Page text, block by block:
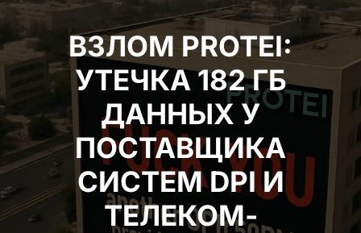
ВЗЛОМ PROTEI:
УТЕЧКА 182 ГБ
ДАННЫХ У
ПОСТАВЩИКА
СИСТЕМ DPI И
ТЕЛЕКОМ-РЕШЕНИЙ